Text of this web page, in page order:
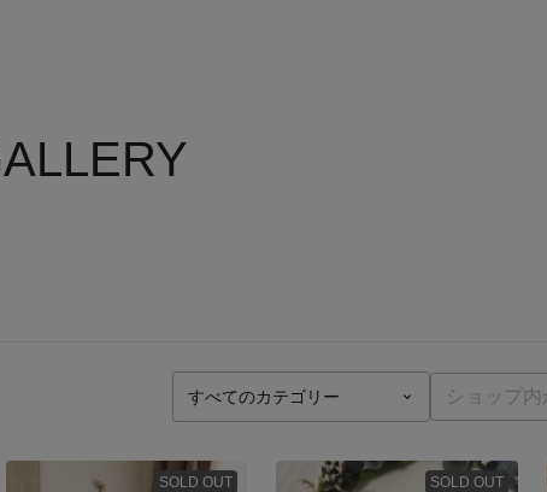
SOLD OUT SOLD OUT